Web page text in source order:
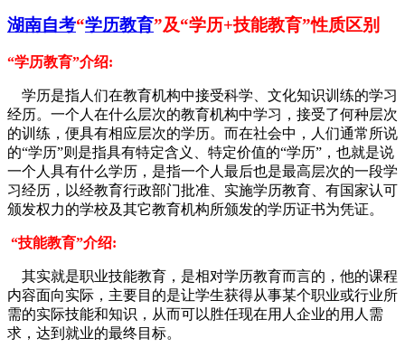
湖南自考“学历教育”及“学历+技能教育”性质区别
“学历教育”介绍:
学历是指人们在教育机构中接受科学、文化知识训练的学习
经历。一个人在什么层次的教育机构中学习，接受了何种层次
的训练，便具有相应层次的学历。而在社会中，人们通常所说
的“学历”则是指具有特定含义、特定价值的“学历”，也就是说
一个人具有什么学历，是指一个人最后也是最高层次的一段学
习经历，以经教育行政部门批准、实施学历教育、有国家认可
颁发权力的学校及其它教育机构所颁发的学历证书为凭证。
“技能教育”介绍:
其实就是职业技能教育，是相对学历教育而言的，他的课程
内容面向实际，主要目的是让学生获得从事某个职业或行业所
需的实际技能和知识，从而可以胜任现在用人企业的用人需
求，达到就业的最终目标。